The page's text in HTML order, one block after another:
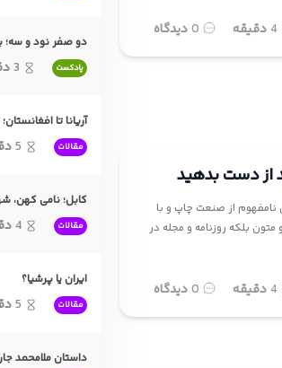
4دقیقه 0دیدگاه
نامفهوم از صنعت چاپ و با
بلکه روزنامه و مجله در
4دقیقه 0دیدگاه
دو صفر نود و سه؛
پادکست 3
آریانا تا
مقالات 5
کابل؛ نامی کهن،
مقالات 4
ایران یا پرشیا؟
مقالات 5
داستان ملامحمد